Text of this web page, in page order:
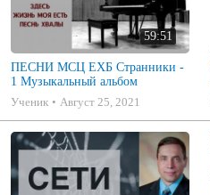
59:51
ПЕСНИ МСЦ ЕХБ Странники -
1 Музыкальный альбом
Ученик
Август 25, 2021